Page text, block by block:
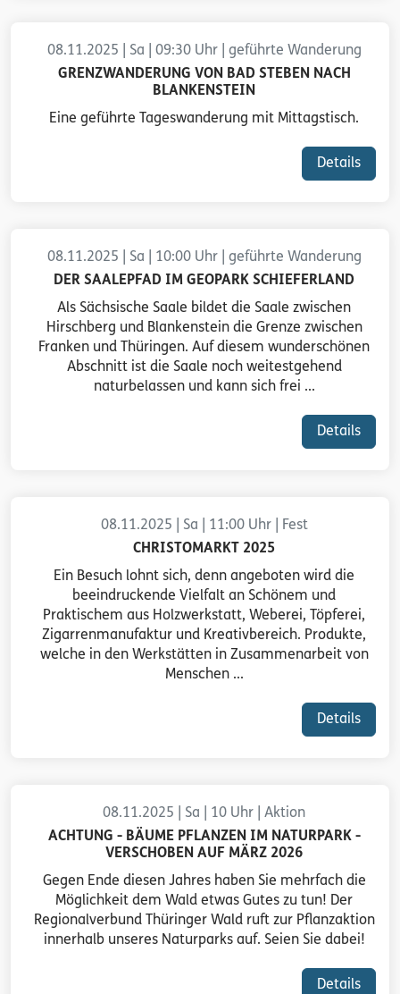
08.11.2025 | Sa | 09:30 Uhr | geführte Wanderung
GRENZWANDERUNG VON BAD STEBEN NACH
BLANKENSTEIN
Eine geführte Tageswanderung mit Mittagstisch.
Details
08.11.2025 | Sa | 10:00 Uhr | geführte Wanderung
DER SAALEPFAD IM GEOPARK SCHIEFERLAND
Als Sächsische Saale bildet die Saale zwischen
Hirschberg und Blankenstein die Grenze zwischen
Franken und Thüringen. Auf diesem wunderschönen
Abschnitt ist die Saale noch weitestgehend
naturbelassen und kann sich frei ...
Details
08.11.2025 | Sa | 11:00 Uhr | Fest
CHRISTOMARKT 2025
Ein Besuch lohnt sich, denn angeboten wird die
beeindruckende Vielfalt an Schönem und
Praktischem aus Holzwerkstatt, Weberei, Töpferei,
Zigarrenmanufaktur und Kreativbereich. Produkte,
welche in den Werkstätten in Zusammenarbeit von
Menschen ...
Details
08.11.2025 | Sa | 10 Uhr | Aktion
ACHTUNG - BÄUME PFLANZEN IM NATURPARK -
VERSCHOBEN AUF MÄRZ 2026
Gegen Ende diesen Jahres haben Sie mehrfach die
Möglichkeit dem Wald etwas Gutes zu tun! Der
Regionalverbund Thüringer Wald ruft zur Pflanzaktion
innerhalb unseres Naturparks auf. Seien Sie dabei!
Details